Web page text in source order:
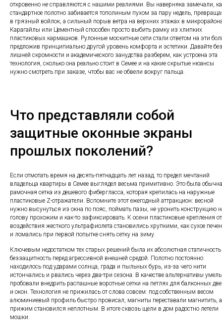
откровенно не справляются с нашими реалиями. Вы наверняка замечали,
стандартное полотно забивается тополиным пухом за пару недель,
в грязный войлок, а сильный порыв ветра на верхних этажах в
Карагайлы или Цементный способен просто выбить рамку из хлипких
пластиковых кармашков. Рулонные москитные сети стали ответом на эти
предложив принципиально другой уровень комфорта и эстетики. Давайте без
лишней скромности и академического занудства разберем, как устроена эта
технология, сколько она реально стоит в Семее и на какие скрытые нюансы
нужно смотреть при заказе, чтобы вас не обвели вокруг пальца.
Что представляли собой
защитные оконные экраны
прошлых поколений?
Если отмотать время на десять-пятнадцать лет назад, то предел мечтаний
владельца квартиры в Семее выглядел весьма примитивно. Это была
рамочная сетка из дешевого фибергласса, которая крепилась на наружные
пластиковые Z-отражатели. Вспомните этот ежегодный аттракцион: весной
нужно высунуться из окна по пояс, поймать пазы, не уронить конструкцию
голову прохожим и как-то зафиксировать. К осени пластиковые крепления от
воздействия жесткого ультрафиолета становились хрупкими, как сухое
и ломались при первой попытке снять сетку на зиму.
Ключевым недостатком тех старых решений была их абсолютная
беззащитность перед агрессивной внешней средой. Полотно постоянно
находилось под ударами солнца, града и пыльных бурь, из-за чего нити
истончались и рвались через два-три сезона. В качестве альтернативы
пробовали внедрить распашные воротные сетки на петлях для балконных
и окон. Технология не прижилась от слова совсем: под собственным весом
алюминиевый профиль быстро провисал, магниты переставали магнитить, а
прижим становился неплотным. В итоге сквозь щели в дом радостно летели
мошки.